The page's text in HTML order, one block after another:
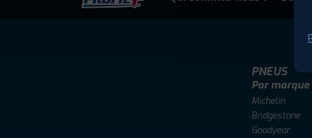
PNEUS
Par marque
Michelin
Bridgestone
Goodyear